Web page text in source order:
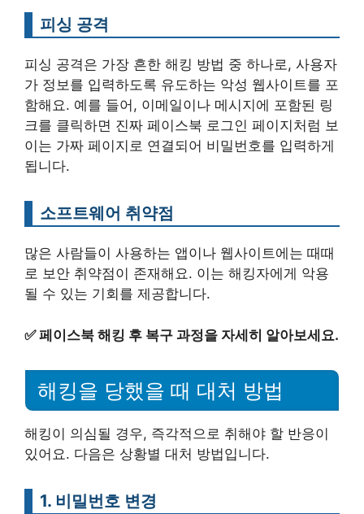
피싱 공격
피싱 공격은 가장 흔한 해킹 방법 중 하나로, 사용자
가 정보를 입력하도록 유도하는 악성 웹사이트를 포
함해요. 예를 들어, 이메일이나 메시지에 포함된 링
크를 클릭하면 진짜 페이스북 로그인 페이지처럼 보
이는 가짜 페이지로 연결되어 비밀번호를 입력하게
됩니다.
소프트웨어 취약점
많은 사람들이 사용하는 앱이나 웹사이트에는 때때
로 보안 취약점이 존재해요. 이는 해킹자에게 악용
될 수 있는 기회를 제공합니다.
✅페이스북 해킹 후 복구 과정을 자세히 알아보세요.
해킹을 당했을 때 대처 방법
해킹이 의심될 경우, 즉각적으로 취해야 할 반응이
있어요. 다음은 상황별 대처 방법입니다.
1. 비밀번호 변경